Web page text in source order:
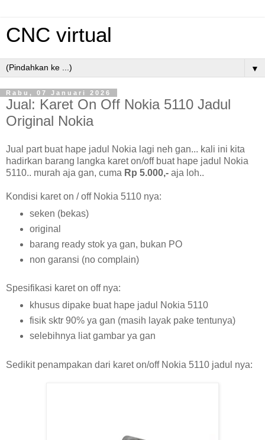
CNC virtual
▼
Rabu, 07 Januari 2026
Jual: Karet On Off Nokia 5110 Jadul
Original Nokia
Jual part buat hape jadul Nokia lagi neh gan... kali ini kita
hadirkan barang langka karet on/off buat hape jadul Nokia
5110.. murah aja gan, cuma Rp 5.000,- aja loh..
Kondisi karet on / off Nokia 5110 nya:
seken (bekas)
original
barang ready stok ya gan, bukan PO
non garansi (no complain)
Spesifikasi karet on off nya:
khusus dipake buat hape jadul Nokia 5110
fisik sktr 90% ya gan (masih layak pake tentunya)
selebihnya liat gambar ya gan
Sedikit penampakan dari karet on/off Nokia 5110 jadul nya: